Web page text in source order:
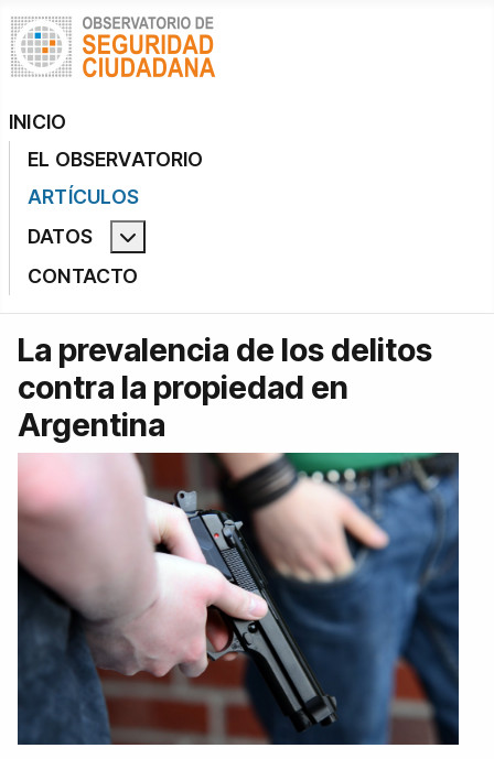
INICIO
EL OBSERVATORIO
ARTÍCULOS
DATOS
Más acerca de: Datos
CONTACTO
La prevalencia de los delitos
contra la propiedad en
Argentina